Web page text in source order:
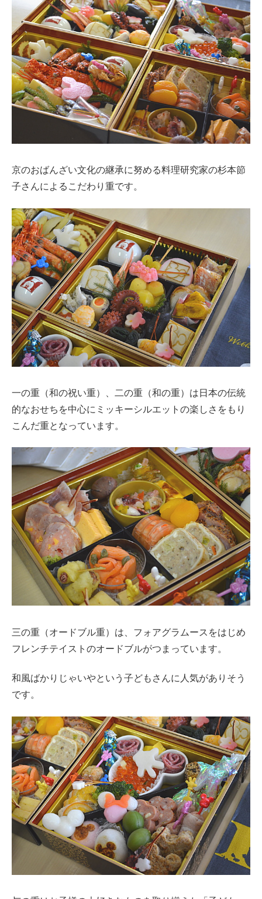
京のおばんざい文化の継承に努める料理研究家の杉本節
子さんによるこだわり重です。
一の重（和の祝い重）、二の重（和の重）は日本の伝統
的なおせちを中心にミッキーシルエットの楽しさをもり
こんだ重となっています。
三の重（オードブル重）は、フォアグラムースをはじめ
フレンチテイストのオードブルがつまっています。
和風ばかりじゃいやという子どもさんに人気がありそう
です。